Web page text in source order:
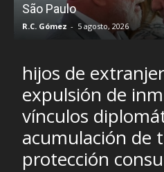
São Paulo
R.C. Gómez - 5 agosto, 2026
hijos de
expulsión de
vínculos
acumulación de
protección